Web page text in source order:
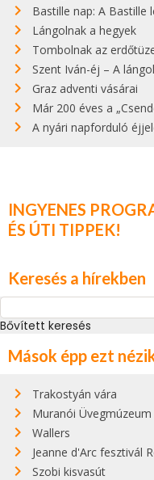
Bastille nap: A Bastille
Lángolnak a hegyek
Tombolnak az
Szent Iván-éj – A
Graz adventi vásárai
Már 200 éves a
A nyári napforduló éjjelén
INGYENES
ÉS ÚTI TIPPEK!
Keresés a hírekben
Bővített keresés
Mások épp ezt
Trakostyán vára
Muranói Üvegmúzeum
Wallers
Jeanne d'Arc fesztivál
Szobi kisvasút